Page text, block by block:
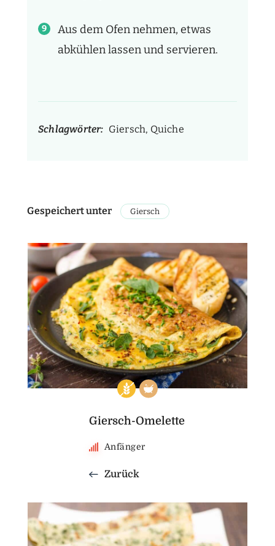
Aus dem Ofen nehmen, etwas
abkühlen lassen und servieren.
Schlagwörter: Giersch, Quiche
Gespeichert unter Giersch
Giersch-Omelette
Anfänger
Zurück